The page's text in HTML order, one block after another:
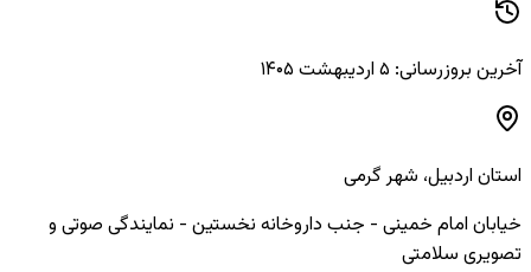
آخرین بروزرسانی: ۵ اردیبهشت ۱۴۰۵
استان اردبیل، شهرگرمی
خیابان امام خمینی - جنب داروخانه نخستین - نمایندگی صوتی و
تصویری سلامتی